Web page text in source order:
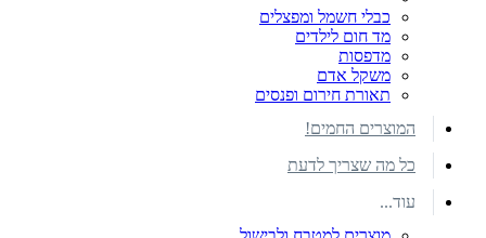
כבלי חשמל ומפצלים
מד חום לילדים
מדפסות
משקל אדם
תאורת חירום ופנסים
המוצרים החמים!
כל מה שצריך לדעת
עוד...